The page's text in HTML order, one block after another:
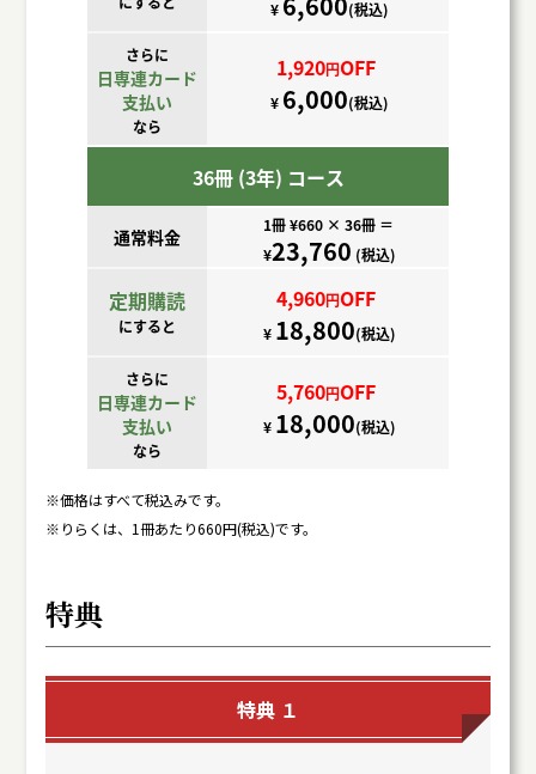
※価格はすべて税込みです。
※りらくは、1冊あたり660円(税込)です。
特典
特典 １